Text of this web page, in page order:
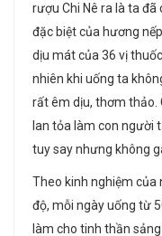
rượu Chi Nê ra là ta
đặc biệt của hương
dịu mát của 36 vị
nhiên khi uống ta
rất êm dịu, thơm thảo.
lan tỏa làm con người
tuy say nhưng không
Theo kinh nghiệm của
độ, mỗi ngày uống từ
làm cho tinh thần